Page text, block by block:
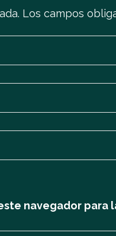
Los campos
navegador para